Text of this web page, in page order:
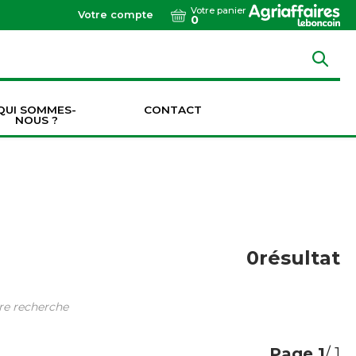
Votre compte Votre panier
0
SOMMES-
NOUS ?
CONTACT
0résultat
recherche